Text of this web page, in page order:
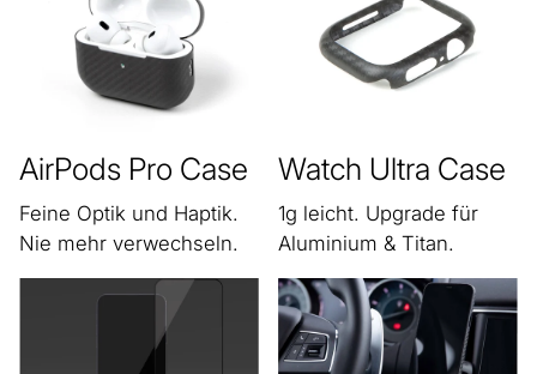
AirPods Pro Case
Feine Optik und Haptik.
Nie mehr verwechseln.
Watch Ultra Case
1g leicht. Upgrade für
Aluminium & Titan.